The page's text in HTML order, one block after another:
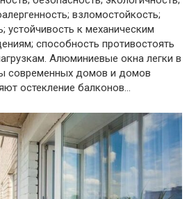
взломостойкость;
устойчивость к механическим
способность противостоять
Алюминиевые окна легки в
современных домов и домов
остекление балконов…